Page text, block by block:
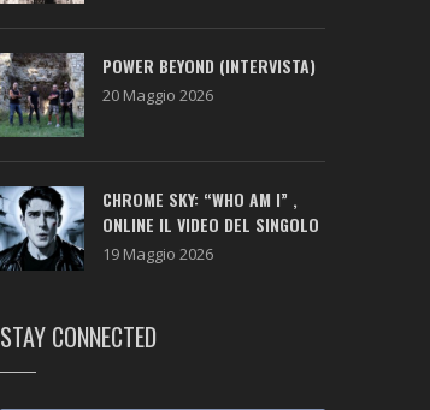
POWER BEYOND (INTERVISTA)
20 Maggio 2026
CHROME SKY: “WHO AM I” ,
ONLINE IL VIDEO DEL SINGOLO
19 Maggio 2026
STAY CONNECTED